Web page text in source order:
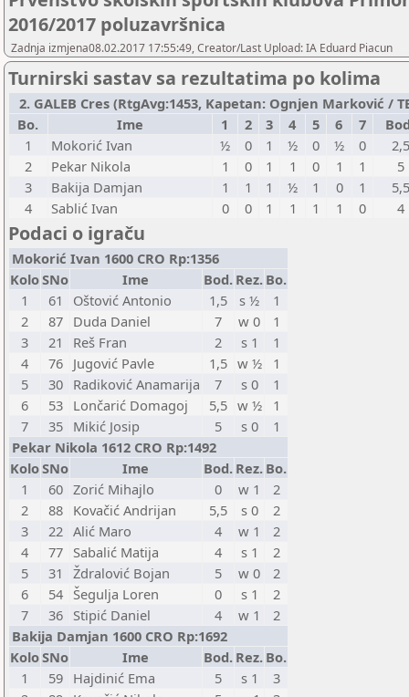
2016/2017 poluzavršnica
Zadnja izmjena08.02.2017 17:55:49, Creator/Last Upload: IA Eduard Piacun
Turnirski sastav sa rezultatima po kolima
2. GALEB Cres (RtgAvg:1453, Kapetan: Ognjen Marković /
Bo.
Ime 1 2 3 4 5 6 7
1
Mokorić Ivan ½ 0 1 ½ 0 ½ 0
2,5
2
Pekar Nikola 1 0 1 1 0 1 1
5
3
Bakija Damjan 1 1 1 ½ 1 0 1
5,5
4
Sablić Ivan 0 0 1 1 1 1 0 4
Podaci o igraču
Mokorić Ivan 1600 CRO Rp:1356
KoloSNo Ime Bod. Rez. Bo.
1
61 Oštović Antonio 1,5 s ½
1
2
87 Duda Daniel 7 w 0
1
3
21 Reš Fran 2 s 1
1
4
76 Jugović Pavle 1,5 w ½
1
5
30 Radiković Anamarija 7 s 0
1
6
53 Lončarić Domagoj 5,5 w ½
1
7
35 Mikić Josip 5 s 0
1
Pekar Nikola 1612 CRO Rp:1492
KoloSNo Ime Bod. Rez. Bo.
1
60 Zorić Mihajlo 0 w 1
2
2
88 Kovačić Andrijan 5,5 s 0
2
3
22 Alić Maro 4 w 1
2
4
77 Sabalić Matija 4 s 1
2
5
31 Ždralović Bojan 5 w 0
2
6
54 Šegulja Loren 0 s 1
2
7
36 Stipić Daniel 4 w 1
2
Bakija Damjan 1600 CRO Rp:1692
KoloSNo Ime Bod. Rez. Bo.
1
59 Hajdinić Ema 5 s 1
3